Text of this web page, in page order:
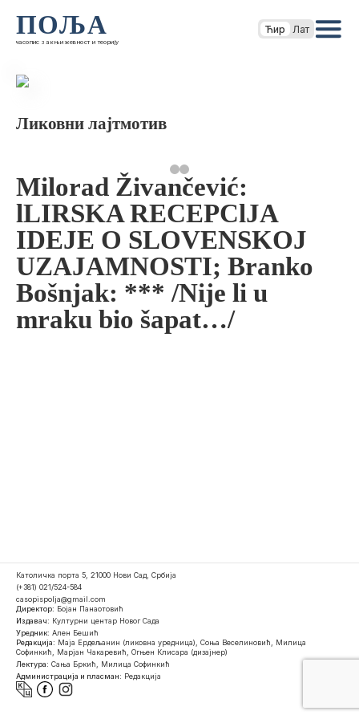
ПОЉА
часопис за књижевност и теорију
Ћир Лат
Ликовни лајтмотив
Milorad Živančević:
lLIRSKA RECEPClJA
IDEJE O SLOVENSKOJ
UZAJAMNOSTI; Branko
Bošnjak: *** /Nije li u
mraku bio šapat…/
Католичка порта 5, 21000 Нови Сад, Србија
(+381) 021/524-584
casopispolja@gmail.com
Директор: Бојан Панаотовић
Издавач: Културни центар Новог Сада
Уредник: Ален Бешић
Редакција: Маја Ердељанин (ликовна уредница), Соња Веселиновић, Милица
Софинкић, Марјан Чакаревић, Огњен Клисара (дизајнер)
Лектура: Сања Бркић, Милица Софинкић
Администрација и пласман: Редакција